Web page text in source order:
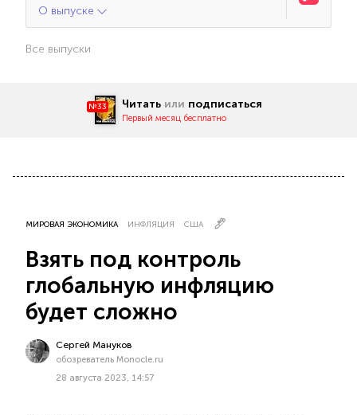
О выпуске
Все выпуски
№33 Читать или подписаться
Первый месяц бесплатно
МИРОВАЯ ЭКОНОМИКА ИНФЛЯЦИЯ США
Взять под контроль
глобальную инфляцию
будет сложно
Сергей Мануков
обозреватель Monocle.ru
28 августа 2023, 14:57